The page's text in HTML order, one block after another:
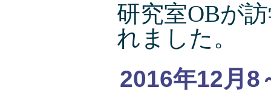
研究室OBが
れました。
2016年12月8